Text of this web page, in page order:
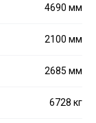
4690 мм
2100 мм
2685 мм
6728 кг